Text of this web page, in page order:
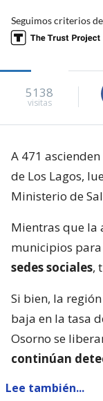
Seguimos criterios de
5138
visitas
A 471
de Los Lagos,
Ministerio de
Mientras que la
municipios
sedes sociales,
Si bien, la
baja en la tasa
Osorno se
continúan
Lee también...